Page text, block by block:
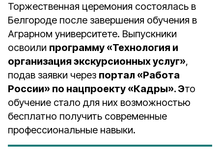
Торжественная церемония состоялась в
Белгороде после завершения обучения в
Аграрном университете. Выпускники
освоили программу «Технология и
организация экскурсионных услуг»,
подав заявки через портал «Работа
России» по нацпроекту «Кадры». Это
обучение стало для них возможностью
бесплатно получить современные
профессиональные навыки.